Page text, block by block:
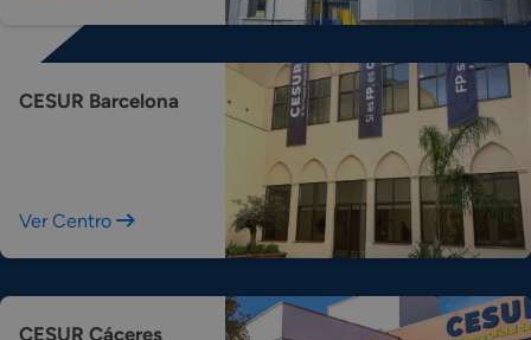
CESUR Barcelona
Ver Centro
CESUR Cáceres